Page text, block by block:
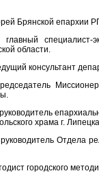
Брянской епархии
специалист-
области.
консультант
храма г.
Отдела
городского